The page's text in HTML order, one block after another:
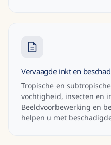
Vervaagde inkt en
Tropische en
vochtigheid, insecten en
Beeldvoorbewerking en
helpen u met